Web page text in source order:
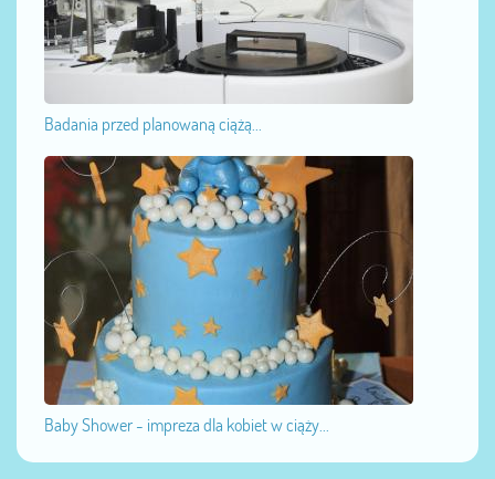
Badania przed planowaną ciążą...
Baby Shower - impreza dla kobiet w ciąży...